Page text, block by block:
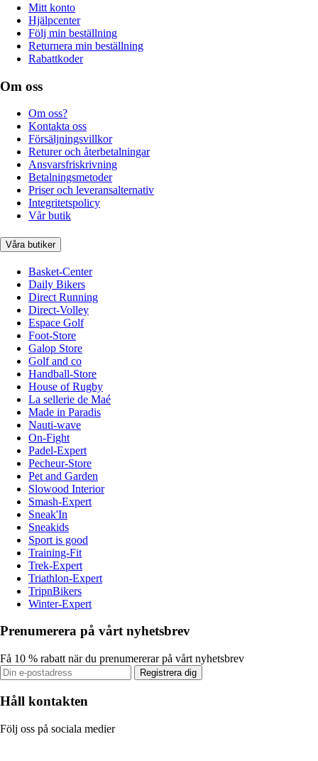
Mitt konto
Hjälpcenter
Följ min beställning
Returnera min beställning
Rabattkoder
Om oss
Om oss?
Kontakta oss
Försäljningsvillkor
Returer och återbetalningar
Ansvarsfriskrivning
Betalningsmetoder
Priser och leveransalternativ
Integritetspolicy
Vår butik
Våra butiker
Basket-Center
Daily Bikers
Direct Running
Direct-Volley
Espace Golf
Foot-Store
Galop Store
Golf and co
Handball-Store
House of Rugby
La sellerie de Maé
Made in Paradis
Nauti-wave
On-Fight
Padel-Expert
Pecheur-Store
Pet and Garden
Slowood Interior
Smash-Expert
Sneak'In
Sneakids
Sport is good
Training-Fit
Trek-Expert
Triathlon-Expert
TripnBikers
Winter-Expert
Prenumerera på vårt nyhetsbrev
Få 10 % rabatt när du prenumererar på vårt nyhetsbrev
Registrera dig
Håll kontakten
Följ oss på sociala medier